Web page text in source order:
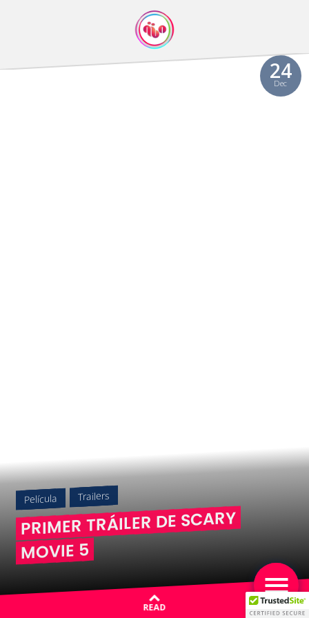
24
Dec
Película Trailers
PRIMER TRÁILER DE SCARY
MOVIE 5
READ